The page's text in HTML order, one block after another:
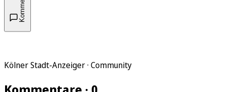
Kölner Stadt-Anzeiger · Community